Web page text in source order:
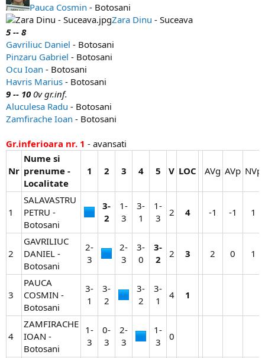
Pauca Cosmin - Botosani
Zara Dinu - Suceava
5 -- 8
Gavriliuc Daniel - Botosani
Pinzaru Gabriel - Botosani
Ocu Ioan - Botosani
Havris Marius - Botosani
9 -- 100v gr.inf.
Aluculesa Radu - Botosani
Zamfirache Ioan - Botosani
Gr.inferioara nr. 1 - avansati
Nr
Nume si
prenume -
Localitate
1 2 3 4 5 V LOC AVg​ AVp​ NVp​
1
SALAVASTRU
PETRU -
Botosani
3-
2
1-
3​
3-
1​
1-
3​
2​ 4 -1​ -1​ 1​
2
GAVRILIUC
DANIEL -
Botosani
2-
3​
2-
3​
3-
0​
3-
2
2​ 3 2​ 0​ 1​
3
PAUCA
COSMIN -
Botosani
3-
1​
3-
2​
3-
2​
3-
1​
4​ 1
4
ZAMFIRACHE
IOAN -
Botosani
1-
3​
0-
3​
2-
3​
1-
3​
0​